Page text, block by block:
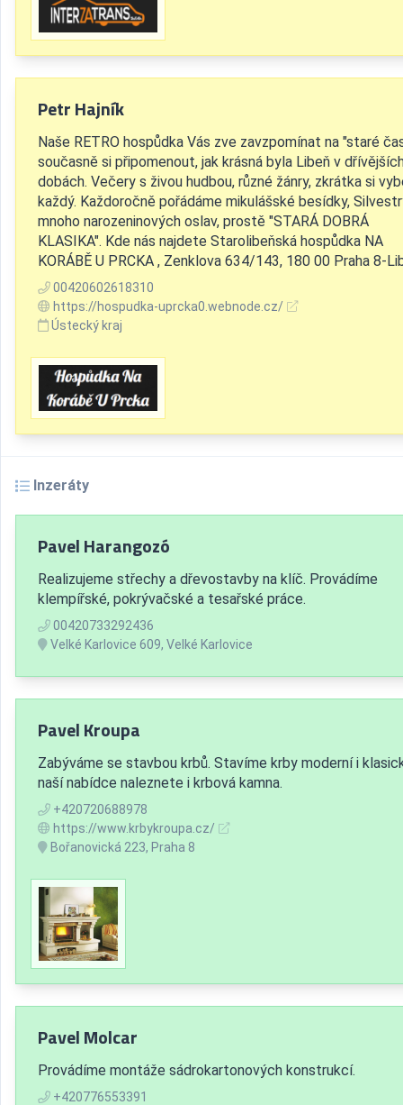
Petr Hajník
Naše RETRO hospůdka Vás zve zavzpomínat na "staré
současně si připomenout, jak krásná byla Libeň v
dobách. Večery s živou hudbou, různé žánry, zkrátka si
každý. Každoročně pořádáme mikulášské besídky,
mnoho narozeninových oslav, prostě "STARÁ DOBRÁ
KLASIKA". Kde nás najdete Starolibeňská hospůdka NA
KORÁBĚ U PRCKA , Zenklova 634/143, 180 00 Praha 8-
00420602618310
https://hospudka-uprcka0.webnode.cz/
Ústecký kraj
Inzeráty
Pavel Harangozó
Realizujeme střechy a dřevostavby na klíč. Provádíme
klempířské, pokrývačské a tesařské práce.
00420733292436
Velké Karlovice 609, Velké Karlovice
Pavel Kroupa
Zabýváme se stavbou krbů. Stavíme krby moderní i
naší nabídce naleznete i krbová kamna.
+420720688978
https://www.krbykroupa.cz/
Bořanovická 223, Praha 8
Pavel Molcar
Provádíme montáže sádrokartonových konstrukcí.
+420776553391